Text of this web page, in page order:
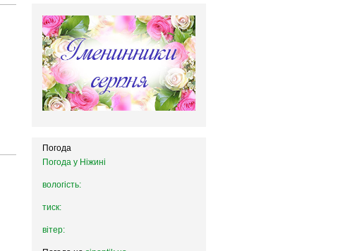
Погода
Погода у Ніжині
вологість:
тиск:
вітер: